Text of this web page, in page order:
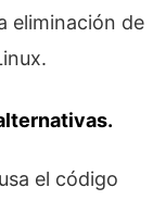
eliminación de
el código